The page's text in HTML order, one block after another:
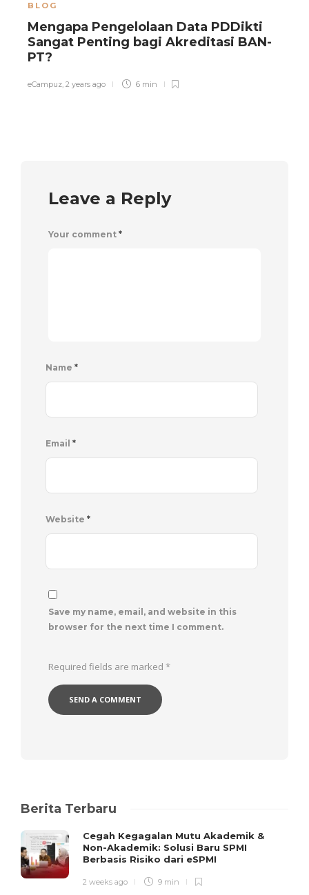
BLOG
Mengapa Pengelolaan Data PDDikti
Sangat Penting bagi Akreditasi BAN-
PT?
eCampuz, 2 years ago 6 min
Leave a Reply
Your comment *
Name *
Email *
Website *
Save my name, email, and website in this
browser for the next time I comment.
Required fields are marked *
Berita Terbaru
Cegah Kegagalan Mutu Akademik &
Non-Akademik: Solusi Baru SPMI
Berbasis Risiko dari eSPMI
2 weeks ago 9 min